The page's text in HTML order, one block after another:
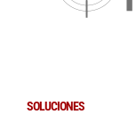
SOLUCIONES